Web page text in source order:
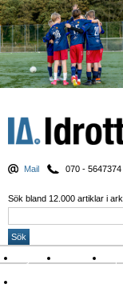
Mail 070 - 5647374
Sök bland 12.000 artiklar i
Nyheter Krönikor